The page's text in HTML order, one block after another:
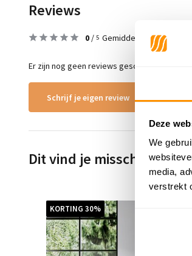
Deze
We
media,
verstrekt
Reviews
0 / 5 Gemiddelde uit 0
Er zijn nog geen reviews geschreven over dit
Schrijf je eigen review
Dit vind je misschien ook
KORTING 30%